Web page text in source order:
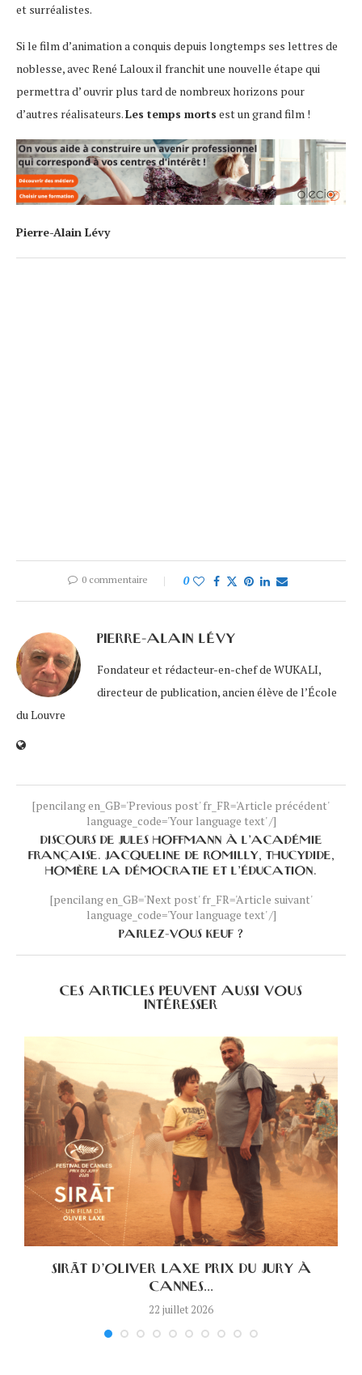
et surréalistes.
Si le film d’animation a conquis depuis longtemps ses lettres de
noblesse, avec René Laloux il franchit une nouvelle étape qui
permettra d’ ouvrir plus tard de nombreux horizons pour
d’autres réalisateurs.Les temps morts est un grand film !
Pierre-Alain Lévy
0 commentaire 0
PIERRE-ALAIN LÉVY
Fondateur et rédacteur-en-chef de WUKALI,
directeur de publication, ancien élève de l’École
du Louvre
[pencilang en_GB='Previous post' fr_FR='Article précédent'
language_code='Your language text' /]
DISCOURS DE JULES HOFFMANN À L’ACADÉMIE
FRANÇAISE. JACQUELINE DE ROMILLY, THUCYDIDE,
HOMÈRE LA DÉMOCRATIE ET L’ÉDUCATION.
[pencilang en_GB='Next post' fr_FR='Article suivant'
language_code='Your language text' /]
PARLEZ-VOUS KEUF ?
CES ARTICLES PEUVENT AUSSI VOUS
INTÉRESSER
SIRĀT D’OLIVER LAXE PRIX DU JURY À
CANNES...
22 juillet 2026